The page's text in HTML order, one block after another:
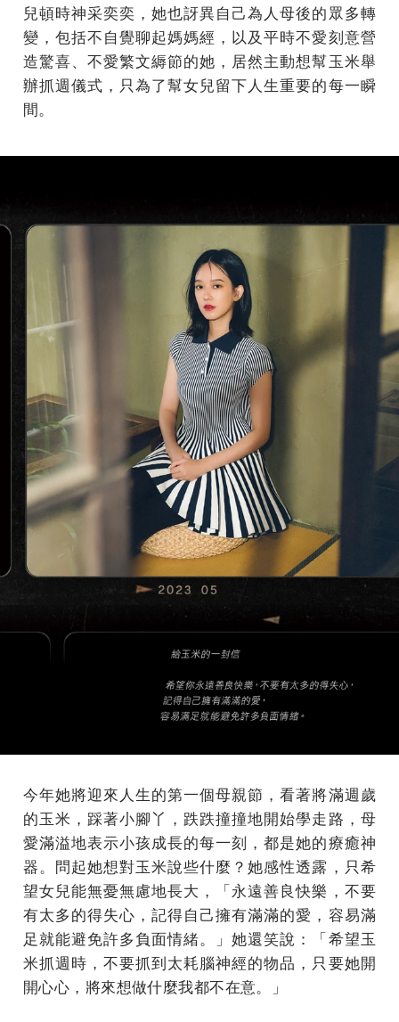
兒頓時神采奕奕，她也訝異自己為人母後的眾多轉
變，包括不自覺聊起媽媽經，以及平時不愛刻意營
造驚喜、不愛繁文縟節的她，居然主動想幫玉米舉
辦抓週儀式，只為了幫女兒留下人生重要的每一瞬
間。
今年她將迎來人生的第一個母親節，看著將滿週歲
的玉米，踩著小腳丫，跌跌撞撞地開始學走路，母
愛滿溢地表示小孩成長的每一刻，都是她的療癒神
器。問起她想對玉米說些什麼？她感性透露，只希
望女兒能無憂無慮地長大，「永遠善良快樂，不要
有太多的得失心，記得自己擁有滿滿的愛，容易滿
足就能避免許多負面情緒。」她還笑說：「希望玉
米抓週時，不要抓到太耗腦神經的物品，只要她開
開心心，將來想做什麼我都不在意。」